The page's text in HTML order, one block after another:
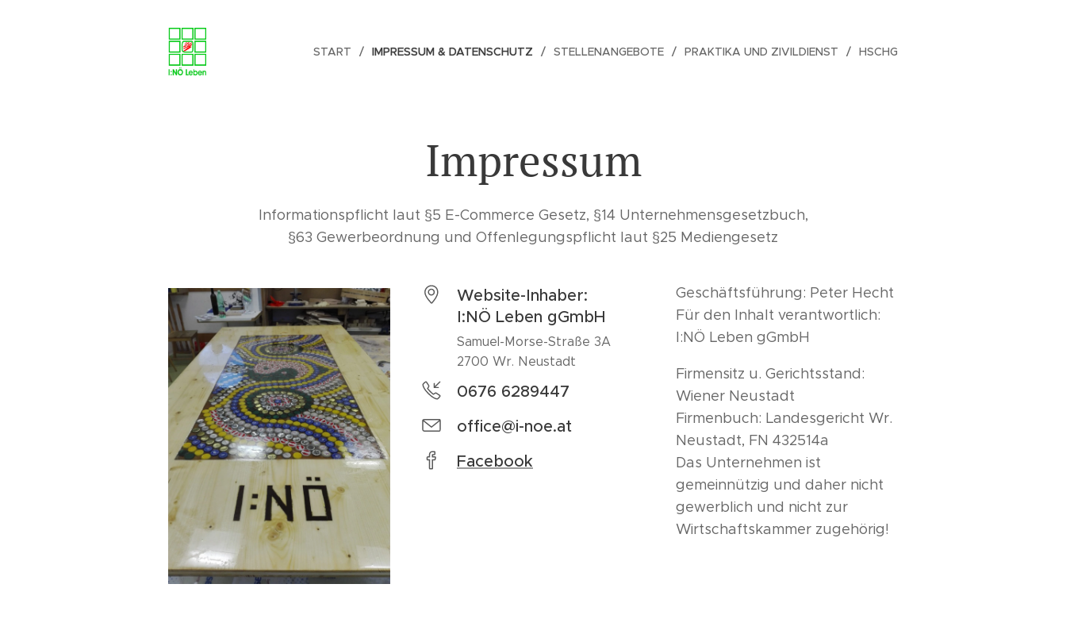
START IMPRESSUM & DATENSCHUTZ STELLENANGEBOTE PRAKTIKA UND ZIVILDIENST HSCHG
Impressum
Informationspflicht laut §5 E-Commerce Gesetz, §14 Unternehmensgesetzbuch,
§63 Gewerbeordnung und Offenlegungspflicht laut §25 Mediengesetz
Website-Inhaber:
I:NÖ Leben gGmbH
Samuel-Morse-Straße 3A
2700 Wr. Neustadt
0676 6289447
office@i-noe.at
Facebook
Geschäftsführung: Peter Hecht
Für den Inhalt verantwortlich:
I:NÖ Leben gGmbH
Firmensitz u. Gerichtsstand:
Wiener Neustadt
Firmenbuch: Landesgericht Wr.
Neustadt, FN 432514a
Das Unternehmen ist
gemeinnützig und daher nicht
gewerblich und nicht zur
Wirtschaftskammer zugehörig!